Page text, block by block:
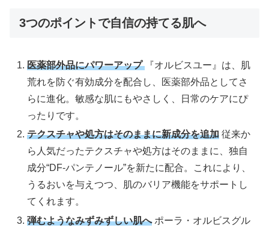
3つのポイントで自信の持てる肌へ
医薬部外品にパワーアップ
『オルビスユー』は、肌
荒れを防ぐ有効成分を配合し、医薬部外品としてさ
らに進化。敏感な肌にもやさしく、日常のケアにぴ
ったりです。
テクスチャや処方はそのままに新成分を追加 従来か
ら人気だったテクスチャや処方はそのままに、独自
成分“DF-パンテノール”を新たに配合。これにより、
うるおいを与えつつ、肌のバリア機能をサポートし
てくれます。
弾むようなみずみずしい肌へポーラ・オルビスグル